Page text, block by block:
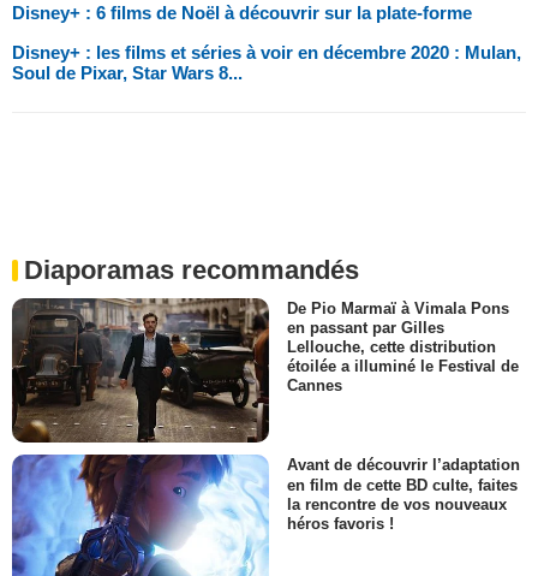
Disney+ : 6 films de Noël à découvrir sur la plate-forme
Disney+ : les films et séries à voir en décembre 2020 : Mulan,
Soul de Pixar, Star Wars 8...
Diaporamas recommandés
De Pio Marmaï à Vimala Pons
en passant par Gilles
Lellouche, cette distribution
étoilée a illuminé le Festival de
Cannes
Avant de découvrir l’adaptation
en film de cette BD culte, faites
la rencontre de vos nouveaux
héros favoris !